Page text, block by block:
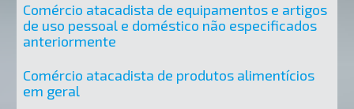
Comércio atacadista de equipamentos e artigos
de uso pessoal e doméstico não especificados
anteriormente
Comércio atacadista de produtos alimentícios
em geral